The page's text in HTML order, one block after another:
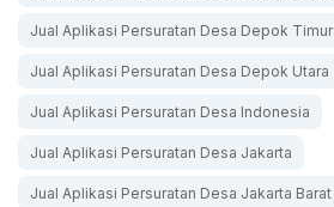
Jual Aplikasi Persuratan Desa Depok Timur
Jual Aplikasi Persuratan Desa Depok Utara
Jual Aplikasi Persuratan Desa Indonesia
Jual Aplikasi Persuratan Desa Jakarta
Jual Aplikasi Persuratan Desa Jakarta Barat